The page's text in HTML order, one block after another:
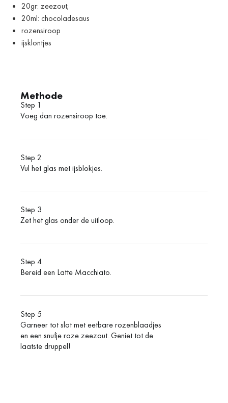
20gr: zeezout;
20ml: chocoladesaus
rozensiroop
ijsklontjes
Methode
Step 1
Voeg dan rozensiroop toe.
Step 2
Vul het glas met ijsblokjes.
Step 3
Zet het glas onder de uitloop.
Step 4
Bereid een Latte Macchiato.
Step 5
Garneer tot slot met eetbare rozenblaadjes
en een snufje roze zeezout. Geniet tot de
laatste druppel!